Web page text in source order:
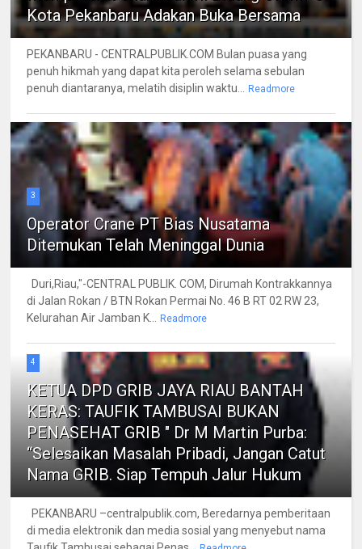
Kota Pekanbaru Adakan Buka Bersama
PEKANBARU - CENTRALPUBLIK.COM Bulan puasa yang
penuh hikmah yang dapat kita peroleh selama sebulan
penuh diantaranya, melatih disiplin waktu... Readmore
3
Operator Crane PT Bias Nusatama
Ditemukan Telah Meninggal Dunia
Duri,Riau,"-CENTRAL PUBLIK. COM, Dirumah Kontrakkannya
di Jalan Rokan / BTN Rokan Permai No. 46 B RT 02 RW 23,
Kelurahan Air Jamban K... Readmore
4
KETUA DPD GRIB JAYA RIAU BANTAH
KERAS: TAUFIK TAMBUSAI BUKAN
PENASEHAT GRIB " Dr M Martin Purba:
“Selesaikan Masalah Pribadi, Jangan Catut
Nama GRIB. Siap Tempuh Jalur Hukum
PEKANBARU –centralpublik.com, Beredarnya pemberitaan
di media elektronik dan media sosial yang menyebut nama